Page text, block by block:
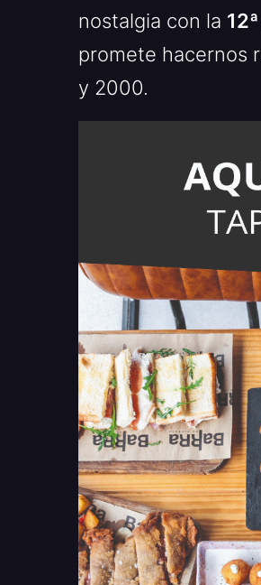
nostalgia con la
promete hacernos
y 2000.